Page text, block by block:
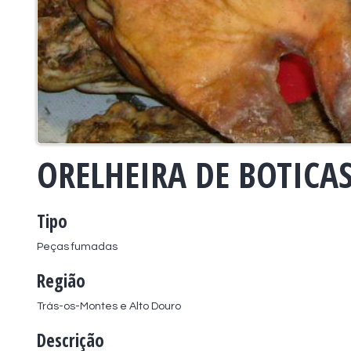
ORELHEIRA DE
Tipo
Peças fumadas
Região
Trás-os-Montes e Alto Douro
Descrição